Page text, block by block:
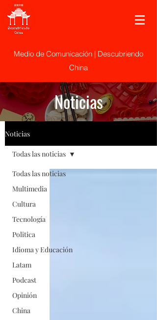
Medio de Comunicación | Descubriendo
China
Noticias
Noticias
Todas las noticias
Multimedia
Cultura
Tecnología
Politica
Idioma y Educación
Latam
Podcast
Opinión
China
Todas las noticias